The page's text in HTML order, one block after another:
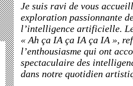
Je suis ravi de vous
exploration passionnante
l’intelligence artificielle.
« Ah ça IA ça IA ça IA »,
l’enthousiasme qui ont
spectaculaire des
dans notre quotidien